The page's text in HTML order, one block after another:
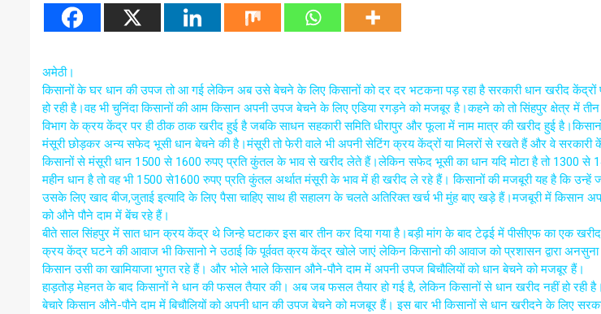
अमेठी।
किसानों के घर धान की उपज तो आ गई लेकिन अब उसे बेचने के लिए किसानों को दर दर भटकना पड़ रहा है सरकारी धान खरीद केंद्रों
हो रही है।वह भी चुनिंदा किसानों की आम किसान अपनी उपज बेचने के लिए एडिया रगड़ने को मजबूर है।कहने को तो सिंहपुर क्षेत्र में
विभाग के क्रय केंद्र पर ही ठीक ठाक खरीद हुई है जबकि साधन सहकारी समिति धीरापुर और फूला में नाम मात्र की खरीद हुई
मंसूरी छोड़कर अन्य सफेद भूसी धान बेचने की है।मंसूरी तो फेरी वाले भी अपनी सेटिंग क्रय केंद्रों या मिलरों से रखते हैं और वे सरकारी
किसानों से मंसूरी धान 1500 से 1600 रुपए प्रति कुंतल के भाव से खरीद लेते हैं।लेकिन सफेद भूसी का धान यदि मोटा है तो 1300 से
महीन धान है तो वह भी 1500 से1600 रुपए प्रति कुंतल अर्थात मंसूरी के भाव में ही खरीद ले रहे हैं। किसानों की मजबूरी यह है कि उन्हें
उसके लिए खाद बीज,जुताई इत्यादि के लिए पैसा चाहिए साथ ही सहालग के चलते अतिरिक्त खर्च भी मुंह बाए खड़े हैं।मजबूरी में किसान
को औने पौने दाम में बेंच रहे हैं।
बीते साल सिंहपुर में सात धान क्रय केंद्र थे जिन्हे घटाकर इस बार तीन कर दिया गया है।बड़ी मांग के बाद टेढ़ई में पीसीएफ का एक
क्रय केंद्र घटने की आवाज भी किसानो ने उठाई कि पूर्ववत क्रय केंद्र खोले जाएं लेकिन किसानो की आवाज को प्रशासन द्वारा
किसान उसी का खामियाजा भुगत रहे हैं। और भोले भाले किसान औने-पौने दाम में अपनी उपज बिचौलियों को धान बेचने को मजबूर हैं।
हाड़तोड़ मेहनत के बाद किसानों ने धान की फसल तैयार की। अब जब फसल तैयार हो गई है, लेकिन किसानों से धान खरीद नहीं हो रही
बेचारे किसान औने-पौने दाम में बिचौलियों को अपनी धान की उपज बेचने को मजबूर हैं। इस बार भी किसानों से धान खरीदने के लिए